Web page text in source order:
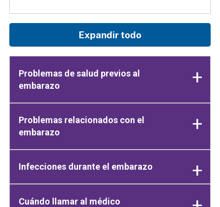
Expandir todo
Problemas de salud previos al
embarazo
Problemas relacionados con el
embarazo
Infecciones durante el embarazo
Cuándo llamar al médico